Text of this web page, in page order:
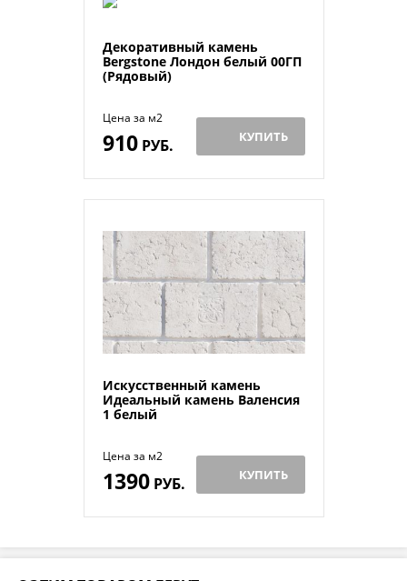
Декоративный камень
Bergstone Лондон белый 00ГП
(Рядовый)
Цена за м2
910РУБ. КУПИТЬ
Искусственный камень
Идеальный камень Валенсия
1 белый
Цена за м2
1390РУБ. КУПИТЬ